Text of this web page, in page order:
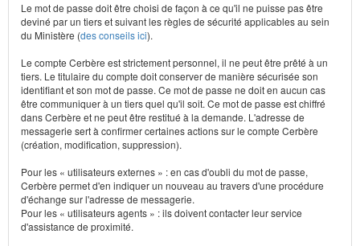
Le mot de passe doit être choisi de façon à ce qu'il ne puisse pas être
deviné par un tiers et suivant les règles de sécurité applicables au sein
du Ministère (des conseils ici).
Le compte Cerbère est strictement personnel, il ne peut être prêté à un
tiers. Le titulaire du compte doit conserver de manière sécurisée son
identifiant et son mot de passe. Ce mot de passe ne doit en aucun cas
être communiquer à un tiers quel qu'il soit. Ce mot de passe est chiffré
dans Cerbère et ne peut être restitué à la demande. L'adresse de
messagerie sert à confirmer certaines actions sur le compte Cerbère
(création, modification, suppression).
Pour les « utilisateurs externes » : en cas d'oubli du mot de passe,
Cerbère permet d'en indiquer un nouveau au travers d'une procédure
d'échange sur l'adresse de messagerie.
Pour les « utilisateurs agents » : ils doivent contacter leur service
d'assistance de proximité.